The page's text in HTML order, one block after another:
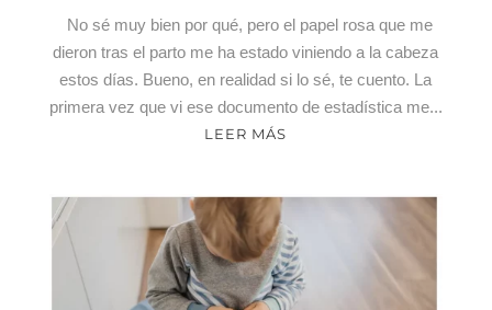
No sé muy bien por qué, pero el papel rosa que me
dieron tras el parto me ha estado viniendo a la cabeza
estos días. Bueno, en realidad si lo sé, te cuento. La
primera vez que vi ese documento de estadística me...
LEER MÁS